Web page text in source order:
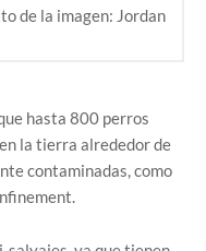
de la imagen: Jordan
hasta 800 perros
la tierra alrededor de
contaminadas, como